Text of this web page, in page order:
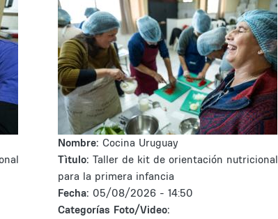
Nombre: Cocina Uruguay
Tìtulo: Taller de kit de orientación nutricional
para la primera infancia
Fecha: 05/08/2026 - 14:50
Categorías Foto/Video: